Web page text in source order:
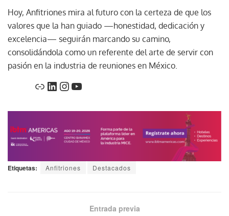
Hoy, Anfitriones mira al futuro con la certeza de que los
valores que la han guiado —honestidad, dedicación y
excelencia— seguirán marcando su camino,
consolidándola como un referente del arte de servir con
pasión en la industria de reuniones en México.
Etiquetas: Anfitriones Destacados
Entrada previa